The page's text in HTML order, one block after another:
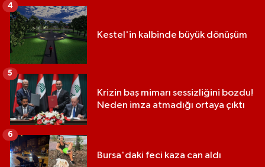
Kestel'in kalbinde büyük dönüşüm
4
Krizin baş mimarı sessizliğini bozdu!
Neden imza atmadığı ortaya çıktı
5
Bursa'daki feci kaza can aldı
6